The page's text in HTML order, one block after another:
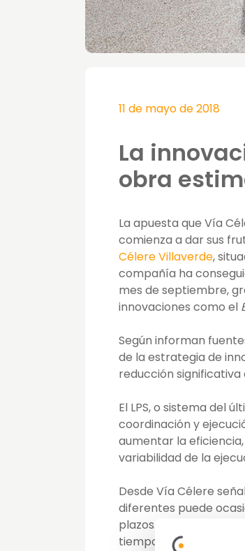
11 de mayo de 2018
La
obra
La apuesta que Vía
comienza a dar sus
Célere Villaverde,
compañía ha
mes de septiembre,
innovaciones como el
Según informan
de la estrategia de
reducción significativa
El LPS, o sistema del
coordinación y
aumentar la
variabilidad de la
Desde Vía Célere
diferentes puede
plazos. Con sistemas
tiempo, lo que facilita